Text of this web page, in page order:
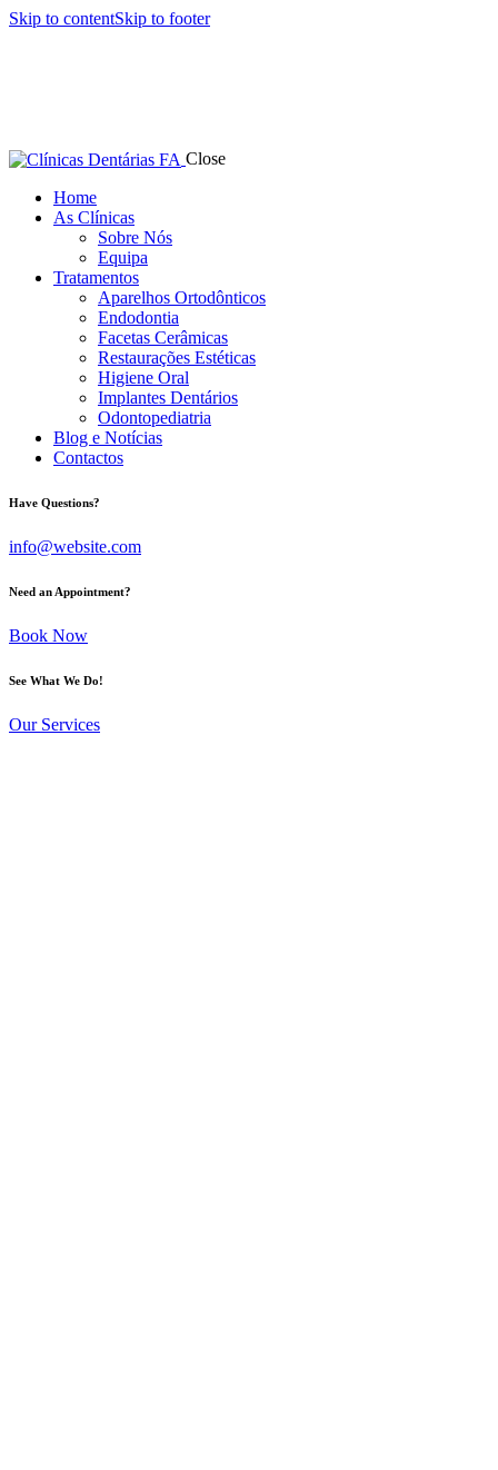
Skip to contentSkip to footer
Close
Home
As Clínicas
Sobre Nós
Equipa
Tratamentos
Aparelhos Ortodônticos
Endodontia
Facetas Cerâmicas
Restaurações Estéticas
Higiene Oral
Implantes Dentários
Odontopediatria
Blog e Notícias
Contactos
Have Questions?
info@website.com
Need an Appointment?
Book Now
See What We Do!
Our Services